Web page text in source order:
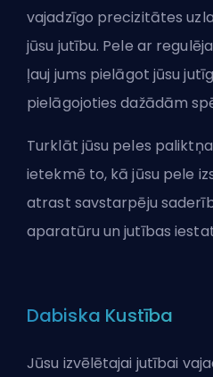
vajadzīgo precizitātes
jūsu jutību. Pele ar
ļauj jums pielāgot jūsu
pielāgojoties dažādām
Turklāt jūsu peles
ietekmē to, kā jūsu pele
atrast savstarpēju
aparatūru un jutības
Dabiska Kustība
Jūsu izvēlētajai jutībai